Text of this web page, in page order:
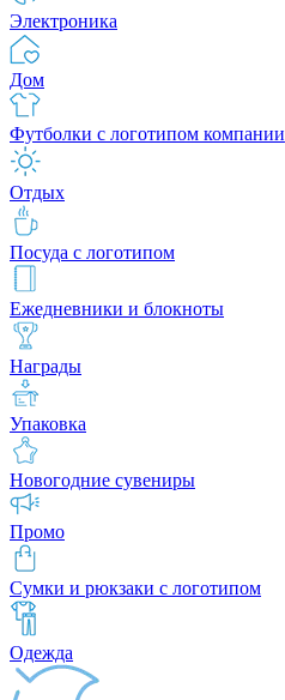
Электроника
Дом
Футболки с логотипом компании
Отдых
Посуда с логотипом
Ежедневники и блокноты
Награды
Упаковка
Новогодние сувениры
Промо
Сумки и рюкзаки с логотипом
Одежда